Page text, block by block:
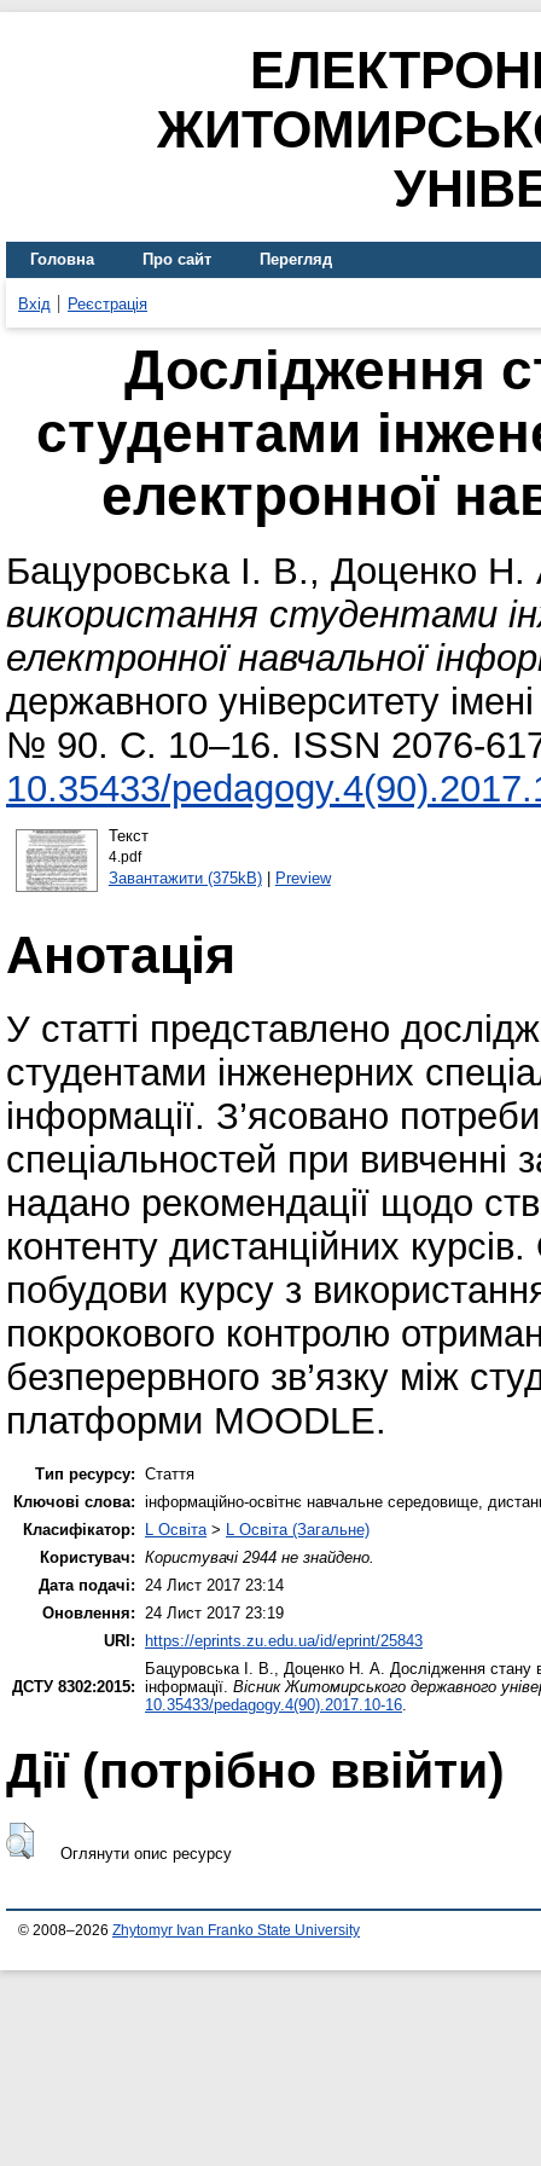
Головна Про сайт Перегляд
Вхід Реєстрація
Дослідження
студентами
електронної
Бацуровська І. В., Доценко Н.
використання студентами
електронної навчальної
державного університету
№ 90. С. 10–16. ISSN 2076-
10.35433/
Текст
4.pdf
Завантажити (375kB)| Preview
Анотація
У статті представлено
студентами інженерних
інформації. З’ясовано
спеціальностей при вивченні
надано рекомендації щодо
контенту дистанційних
побудови курсу з
покрокового контролю
безперервного зв’язку між
платформи MOODLE.
Тип ресурсу: Стаття
Ключові слова: інформаційно-освітнє навчальне середовище,
Класифікатор:
L Освіта > L Освіта (Загальне)
Користувач: Користувачі 2944 не знайдено.
Дата подачі:
24 Лист 2017 23:14
Оновлення:
24 Лист 2017 23:19
URI: https://eprints.zu.edu.ua/id/eprint/25843
ДСТУ 8302:2015:
Бацуровська І. В. Доценко Н. А. Дослідження стану
інформації. Вісник Житомирського державного
10.35433/pedagogy.4(90).2017.10-16
Дії ​​(потрібно ввійти)
Оглянути опис ресурсу
© 2008–2026 Zhytomyr Ivan Franko State University